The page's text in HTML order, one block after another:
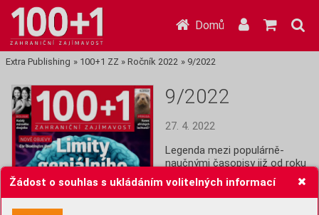
Žádost o souhlas s ukládáním volitelných informací
Domů
Extra Publishing » 100+1 ZZ » Ročník 2022 » 9/2022
9/2022
27. 4. 2022
Legenda mezi populárně-
naučnými časopisy již od roku
1964! Stoplusjednička je
čtrnáctideník plný informací z
celého světa: Historie, věda,